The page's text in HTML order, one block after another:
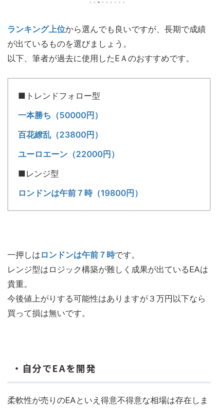
ランキング上位から選んでも良いですが、長期で成績
が出ているものを選びましょう。
以下、筆者が過去に使用したEＡのおすすめです。
■トレンドフォロー型
一本勝ち（50000円）
百花繚乱（23800円）
ユーロエーン（22000円）
■レンジ型
ロンドンは午前７時（19800円）
一押しは ロンドンは午前７時です。
レンジ型はロジック構築が難しく成果が出ているEAは
貴重。
今後値上がりする可能性はありますが３万円以下なら
買って損は無いです。
・自分でEAを開発
柔軟性が売りのEAといえ得意不得意な相場は存在しま